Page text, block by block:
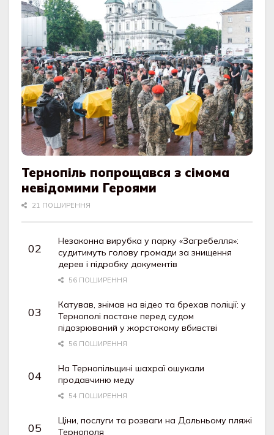
Тернопіль попрощався з сімома
невідомими Героями
21 ПОШИРЕННЯ
Незаконна вирубка у парку «Загребелля»:
судитимуть голову громади за знищення
дерев і підробку документів
56 ПОШИРЕННЯ
Катував, знімав на відео та брехав поліції: у
Тернополі постане перед судом
підозрюваний у жорстокому вбивстві
56 ПОШИРЕННЯ
На Тернопільщині шахраї ошукали
продавчиню меду
54 ПОШИРЕННЯ
Ціни, послуги та розваги на Дальньому пляжі
Тернополя